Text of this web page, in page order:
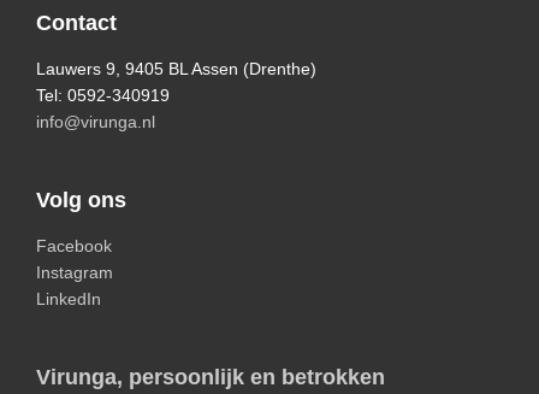
FooterContact
Lauwers 9, 9405 BL Assen (Drenthe)
Tel: 0592-340919
info@virunga.nl
Volg ons
Facebook
Instagram
LinkedIn
Virunga, persoonlijk en betrokken